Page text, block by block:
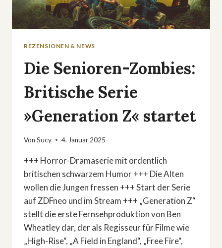
REZENSIONEN & NEWS
Die Senioren-Zombies:
Britische Serie
»Generation Z« startet
Von Sucy 4. Januar 2025
+++ Horror-Dramaserie mit ordentlich
britischen schwarzem Humor +++ Die Alten
wollen die Jungen fressen +++ Start der Serie
auf ZDFneo und im Stream +++ „Generation Z“
stellt die erste Fernsehproduktion von Ben
Wheatley dar, der als Regisseur für Filme wie
„High-Rise“, „A Field in England“, „Free Fire“,